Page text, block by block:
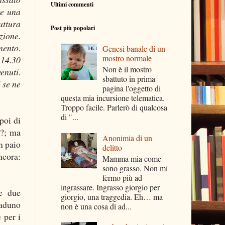
una
ne
di
ma
paio
due
per i
Ultimi commenti
Post più popolari
Genesi banale di un
mostro normale
Non è il mostro
sbattuto in prima
pagina l'oggetto di
questa mia incursione telematica.
Troppo facile. Parlerò di qualcosa
di "...
Anonimia di un
delitto
Mamma mia come
sono grasso. Non mi
fermo più ad
ingrassare. Ingrasso giorgio per
giorgio, una traggedia. Eh… ma
non è una cosa di ad...